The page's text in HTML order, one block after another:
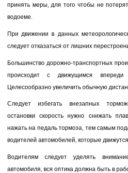
принять меры, для того чтобы не
водоеме.
При движении в данных
следует отказаться от лишних
Большинство дорожно-транспортных
происходит с движущимся впереди
Целесообразно увеличить обычную
Следует избегать внезапных
остановки скорость нужно снижать
нажать на педаль тормоза, тем самым
водителей автомобилей, которые
Водителям следует уделять
автомобиля, вся оптика должна быть в